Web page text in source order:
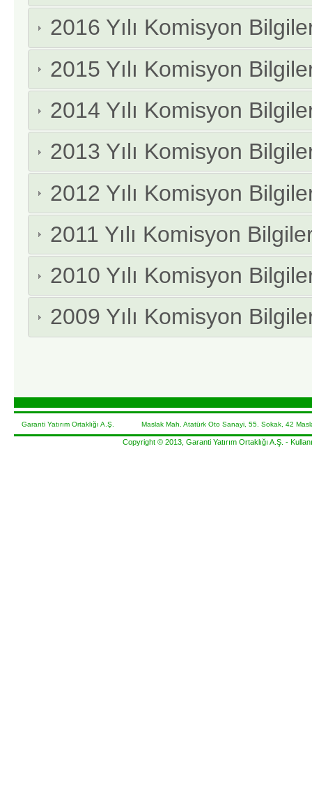
2016 Yılı Komisyon
2015 Yılı Komisyon
2014 Yılı Komisyon
2013 Yılı Komisyon
2012 Yılı Komisyon
2011 Yılı Komisyon
2010 Yılı Komisyon
2009 Yılı Komisyon
Garanti Yatırım Ortaklığı A.Ş. Maslak Mah. Atatürk Oto Sanayi, 55. Sokak, 42
Copyright © 2013, Garanti Yatırım Ortaklığı A.Ş. -